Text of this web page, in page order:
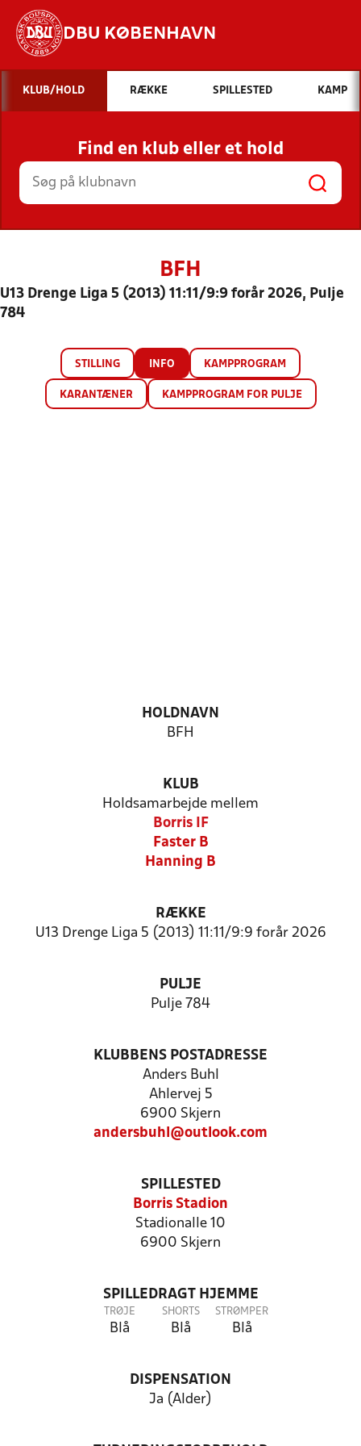
DBU KØBENHAVN
Hvad vil du søge efter?
INDHOLD OG NYHEDER
STILLINGER, RESULTATER, KLUBBER OG
HOLD
KLUB/HOLD RÆKKE SPILLESTED KAMP
Find en klub eller et hold
BFH
U13 Drenge Liga 5 (2013) 11:11/9:9 forår 2026, Pulje
784
STILLING INFO KAMPPROGRAM
KARANTÆNER KAMPPROGRAM FOR PULJE
HOLDNAVN
BFH
KLUB
Holdsamarbejde mellem
Borris IF
Faster B
Hanning B
RÆKKE
U13 Drenge Liga 5 (2013) 11:11/9:9 forår 2026
PULJE
Pulje 784
KLUBBENS POSTADRESSE
Anders Buhl
Ahlervej 5
6900 Skjern
andersbuhl@outlook.com
SPILLESTED
Borris Stadion
Stadionalle 10
6900 Skjern
SPILLEDRAGT HJEMME
TRØJE
Blå
SHORTS
Blå
STRØMPER
Blå
DISPENSATION
Ja (Alder)